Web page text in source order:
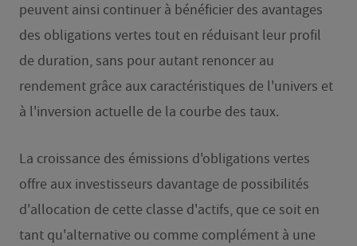
peuvent ainsi continuer à bénéficier des avantages
des obligations vertes tout en réduisant leur profil
de duration, sans pour autant renoncer au
rendement grâce aux caractéristiques de l'univers et
à l'inversion actuelle de la courbe des taux.
La croissance des émissions d'obligations vertes
offre aux investisseurs davantage de possibilités
d'allocation de cette classe d'actifs, que ce soit en
tant qu'alternative ou comme complément à une